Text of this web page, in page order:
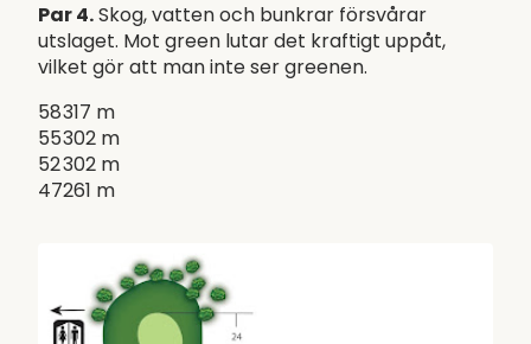
Par 4.Skog, vatten och bunkrar försvårar
utslaget. Mot green lutar det kraftigt uppåt,
vilket gör att man inte ser greenen.
58317 m
55302 m
52302 m
47261 m